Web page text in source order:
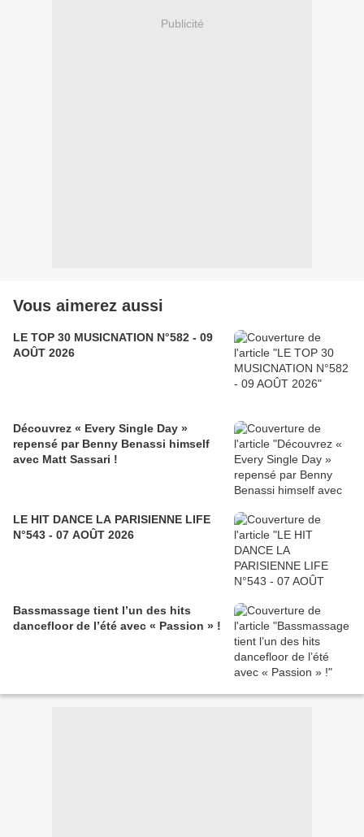
Publicité
Vous aimerez aussi
LE TOP 30 MUSICNATION N°582 - 09
AOÛT 2026
Découvrez « Every Single Day »
repensé par Benny Benassi himself
avec Matt Sassari !
LE HIT DANCE LA PARISIENNE LIFE
N°543 - 07 AOÛT 2026
Bassmassage tient l’un des hits
dancefloor de l’été avec « Passion » !